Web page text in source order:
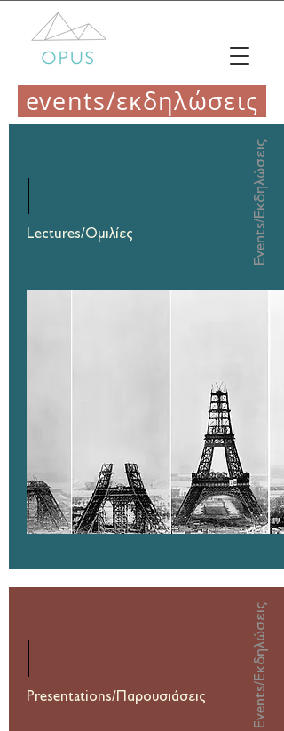
events/εκδηλώσεις
Events/Εκδηλώσεις
Lectures/Ομιλίες
Events/Εκδηλώσεις
Presentations/Παρουσιάσεις